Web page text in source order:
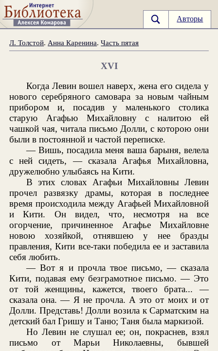
Авторы
Л. Толстой. Анна Каренина.Часть пятая
XVI
Когда Левин вошел наверх, жена его сидела у
нового серебряного самовара за новым чайным
прибором и, посадив у маленького столика
старую Агафью Михайловну с налитою ей
чашкой чая, читала письмо Долли, с которою они
были в постоянной и частой переписке.
— Вишь, посадила меня ваша барыня, велела
с ней сидеть, — сказала Агафья Михайловна,
дружелюбно улыбаясь на Кити.
В этих словах Агафьи Михайловны Левин
прочел развязку драмы, которая в последнее
время происходила между Агафьей Михайловной
и Кити. Он видел, что, несмотря на все
огорчение, причиненное Агафье Михайловне
новою хозяйкой, отнявшею у нее бразды
правления, Кити все-таки победила ее и заставила
себя любить.
— Вот я и прочла твое письмо, — сказала
Кити, подавая ему безграмотное письмо. — Это
от той женщины, кажется, твоего брата... —
сказала она. — Я не прочла. А это от моих и от
Долли. Представь! Долли возила к Сарматским на
детский бал Гришу и Таню; Таня была маркизой.
Но Левин не слушал ее; он, покраснев, взял
письмо от Марьи Николаевны, бывшей